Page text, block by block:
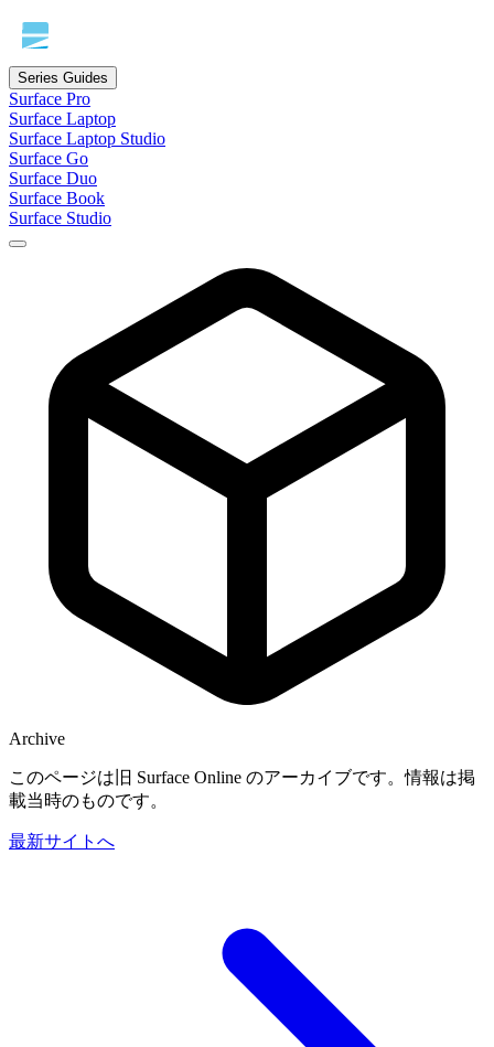
Series Guides
Surface Pro
Surface Laptop
Surface Laptop Studio
Surface Go
Surface Duo
Surface Book
Surface Studio
Archive
このページは旧 Surface Online のアーカイブです。情報は掲
載当時のものです。
最新サイトへ